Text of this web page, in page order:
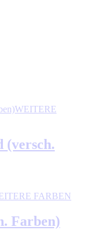
WEITERE
(versch.
FARBEN
Farben)